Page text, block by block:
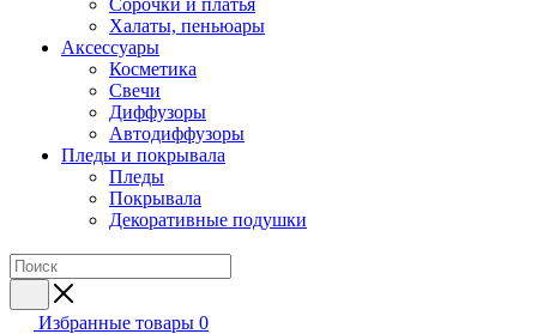
Сорочки и платья
Халаты, пеньюары
Аксессуары
Косметика
Свечи
Диффузоры
Автодиффузоры
Пледы и покрывала
Пледы
Покрывала
Декоративные подушки
Избранные товары 0